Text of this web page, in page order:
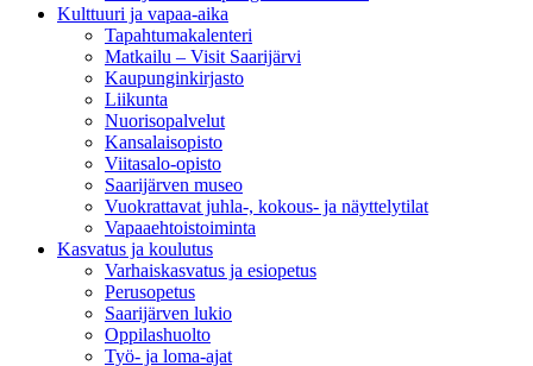
Kulttuuri ja vapaa-aika
Tapahtumakalenteri
Matkailu – Visit Saarijärvi
Kaupunginkirjasto
Liikunta
Nuorisopalvelut
Kansalaisopisto
Viitasalo-opisto
Saarijärven museo
Vuokrattavat juhla-, kokous- ja näyttelytilat
Vapaaehtoistoiminta
Kasvatus ja koulutus
Varhaiskasvatus ja esiopetus
Perusopetus
Saarijärven lukio
Oppilashuolto
Työ- ja loma-ajat